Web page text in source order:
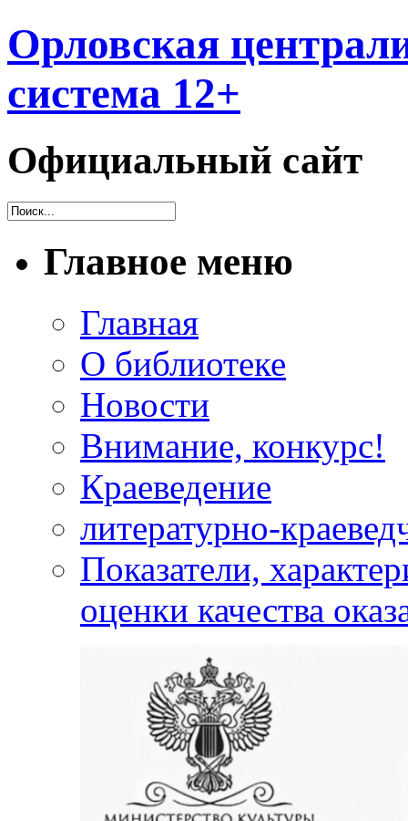
Орловская
система 12+
Официальный сайт
Главное меню
Главная
О библиотеке
Новости
Внимание, конкурс!
Краеведение
литературно-
Показатели,
оценки качества